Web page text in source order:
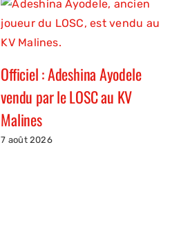
Officiel : Adeshina Ayodele
vendu par le LOSC au KV
Malines
7 août 2026